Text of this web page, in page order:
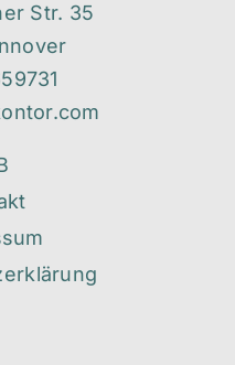
Str. 35